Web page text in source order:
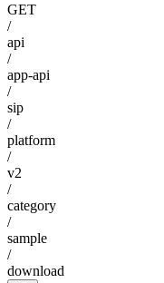
GET
/
api
/
app-api
/
sip
/
platform
/
v2
/
category
/
sample
/
download